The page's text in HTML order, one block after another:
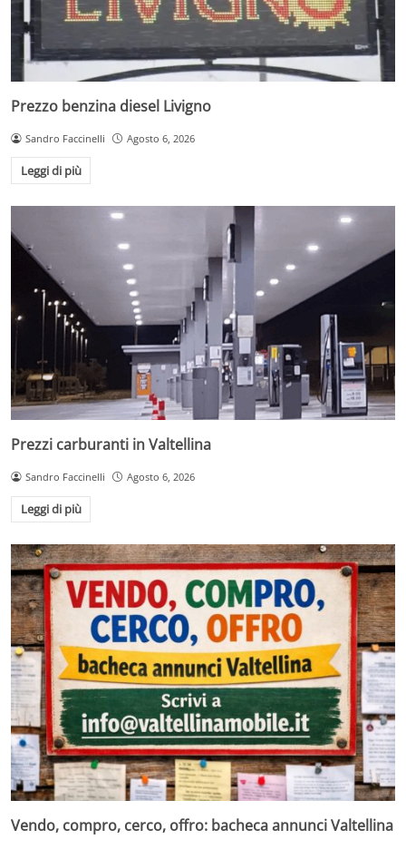
Prezzo benzina diesel Livigno
Sandro Faccinelli Agosto 6, 2026
Leggi di più
Prezzi carburanti in Valtellina
Sandro Faccinelli Agosto 6, 2026
Leggi di più
Vendo, compro, cerco, offro: bacheca annunci Valtellina